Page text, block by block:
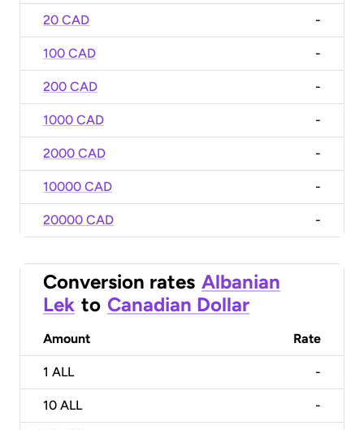
20 CAD -
100 CAD -
200 CAD -
1000 CAD -
2000 CAD -
10000 CAD -
20000 CAD -
Conversion rates Albanian
Lek to Canadian Dollar
Amount Rate
1 ALL -
10 ALL -